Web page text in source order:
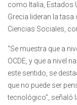
como Italia, Estados
Grecia lideran la
Ciencias Sociales,
“Se muestra que a
OCDE, y que a nivel
este sentido, se
que no puede ser
tecnológico”, señaló